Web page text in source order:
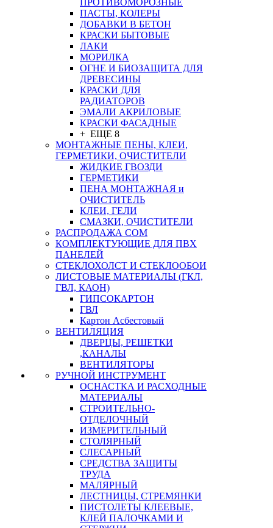
ПРОТИВОМОРОЗНЫЕ
ПАСТЫ, КОЛЕРЫ
ДОБАВКИ В БЕТОН
КРАСКИ БЫТОВЫЕ
ЛАКИ
МОРИЛКА
ОГНЕ И БИОЗАЩИТА ДЛЯ
ДРЕВЕСИНЫ
КРАСКИ ДЛЯ
РАДИАТОРОВ
ЭМАЛИ АКРИЛОВЫЕ
КРАСКИ ФАСАДНЫЕ
+ ЕЩЕ 8
МОНТАЖНЫЕ ПЕНЫ, КЛЕИ,
ГЕРМЕТИКИ, ОЧИСТИТЕЛИ
ЖИДКИЕ ГВОЗДИ
ГЕРМЕТИКИ
ПЕНА МОНТАЖНАЯ и
ОЧИСТИТЕЛЬ
КЛЕИ, ГЕЛИ
СМАЗКИ, ОЧИСТИТЕЛИ
РАСПРОДАЖА СОМ
КОМПЛЕКТУЮЩИЕ ДЛЯ ПВХ
ПАНЕЛЕЙ
СТЕКЛОХОЛСТ И СТЕКЛООБОИ
ЛИСТОВЫЕ МАТЕРИАЛЫ (ГКЛ,
ГВЛ, КАОН)
ГИПСОКАРТОН
ГВЛ
Картон Асбестовый
ВЕНТИЛЯЦИЯ
ДВЕРЦЫ, РЕШЕТКИ
,КАНАЛЫ
ВЕНТИЛЯТОРЫ
РУЧНОЙ ИНСТРУМЕНТ
ОСНАСТКА И РАСХОДНЫЕ
МАТЕРИАЛЫ
СТРОИТЕЛЬНО-
ОТДЕЛОЧНЫЙ
ИЗМЕРИТЕЛЬНЫЙ
СТОЛЯРНЫЙ
СЛЕСАРНЫЙ
СРЕДСТВА ЗАЩИТЫ
ТРУДА
МАЛЯРНЫЙ
ЛЕСТНИЦЫ, СТРЕМЯНКИ
ПИСТОЛЕТЫ КЛЕЕВЫЕ,
КЛЕЙ ПАЛОЧКАМИ И